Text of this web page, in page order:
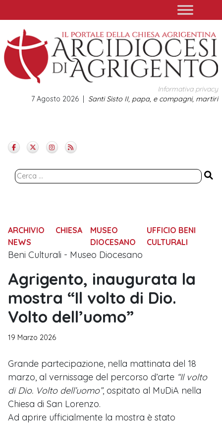
to
content
Informativa privacy
Santi Sisto II, papa, e compagni, martiri
7 Agosto 2026
Ricerca
ARCHIVIO
NEWS
CHIESA
MUSEO
DIOCESANO
UFFICIO BENI
CULTURALI
Beni Culturali - Museo Diocesano
Agrigento, inaugurata la
mostra “Il volto di Dio.
Volto dell’uomo”
19 Marzo 2026
Grande partecipazione, nella mattinata del 18
marzo, al vernissage del percorso d’arte “Il volto
di Dio. Volto dell’uomo”, ospitato al MuDiA nella
Chiesa di San Lorenzo.
Ad aprire ufficialmente la mostra è stato